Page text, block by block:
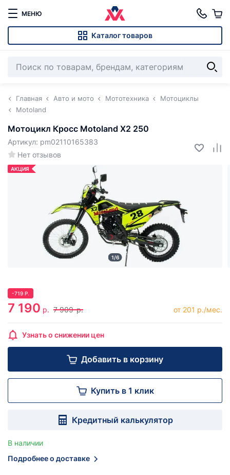
МЕНЮ
Каталог товаров
Главная Авто и мото Мототехника
Мотоциклы
Motoland
Мотоцикл Кросс Motoland X2 250
Нет отзывов
Артикул: pm02110165383
АКЦИЯ
1/6
-719 Р.
7 190 р. 7 909 р. от 201 р./мес.
Узнать о снижении цен
Добавить в корзину
Купить в 1 клик
Кредитный калькулятор
В наличии
Подробнее о доставке